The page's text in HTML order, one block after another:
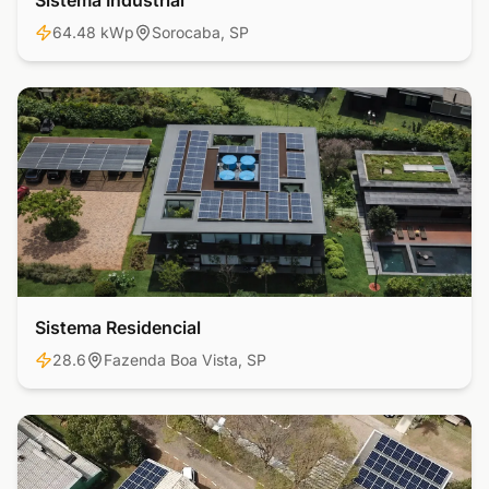
64.48 kWp Sorocaba, SP
Residencial
Sistema Residencial
28.6 Fazenda Boa Vista, SP